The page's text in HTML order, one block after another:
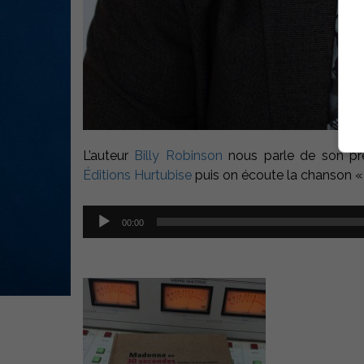
L’auteur Billy Robinson nous parle de son
Éditions Hurtubise puis on écoute la chanson
Lecteur
audio
00:00